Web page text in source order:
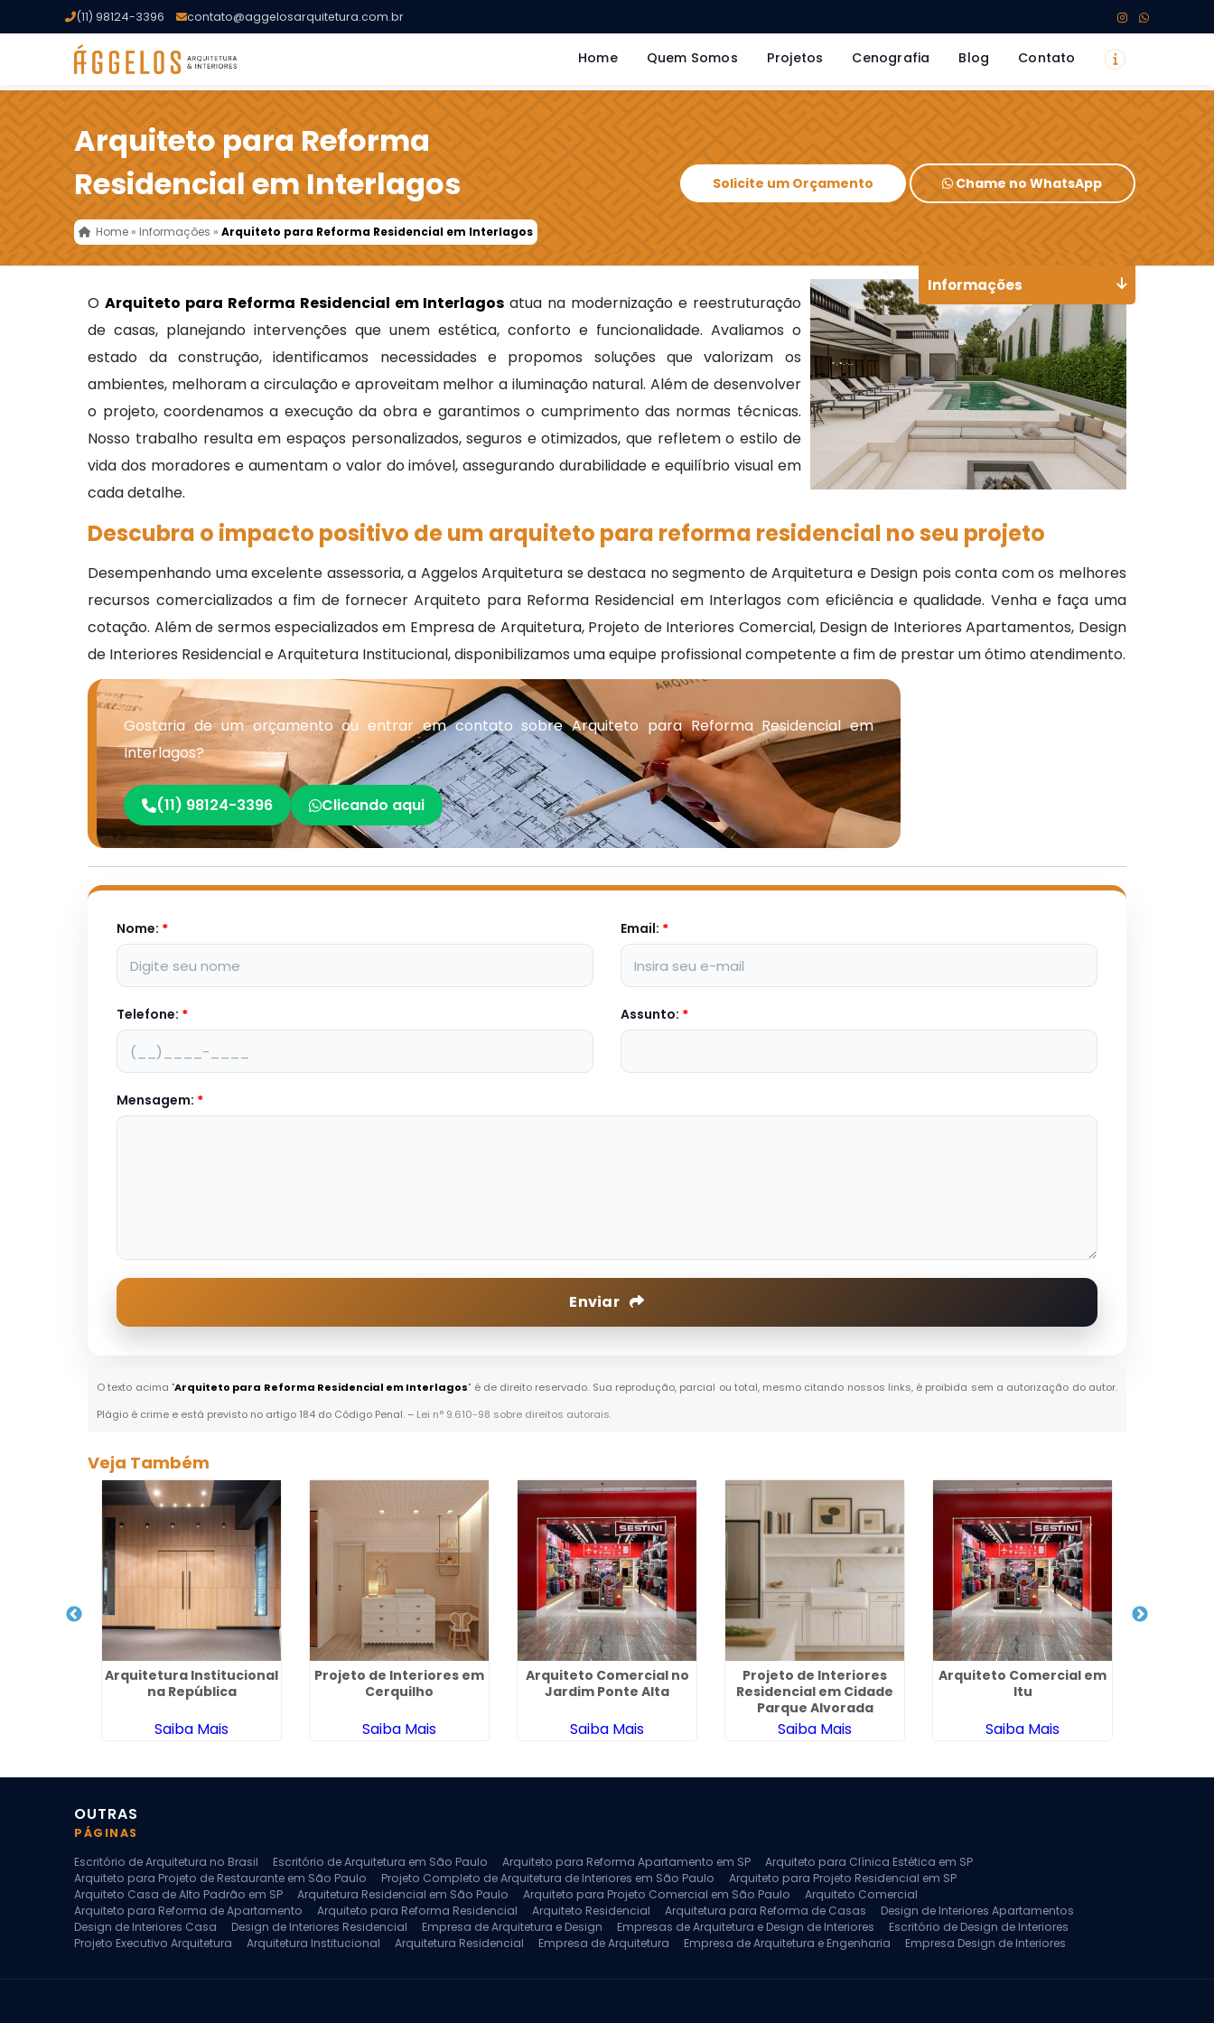
(11) 98124-3396 contato@aggelosarquitetura.com.br
Home Quem Somos Projetos Cenografia Blog Contato
Arquiteto para Reforma
Residencial em Interlagos
Home » Informações »Arquiteto para Reforma Residencial em Interlagos
Solicite um Orçamento Chame no WhatsApp
OArquiteto para Reforma Residencial em Interlagos atua na modernização e reestruturação
de casas, planejando intervenções que unem estética, conforto e funcionalidade. Avaliamos o
estado da construção, identificamos necessidades e propomos soluções que valorizam os
ambientes, melhoram a circulação e aproveitam melhor a iluminação natural. Além de desenvolver
o projeto, coordenamos a execução da obra e garantimos o cumprimento das normas técnicas.
Nosso trabalho resulta em espaços personalizados, seguros e otimizados, que refletem o estilo de
vida dos moradores e aumentam o valor do imóvel, assegurando durabilidade e equilíbrio visual em
cada detalhe.
Descubra o impacto positivo de um arquiteto para reforma residencial no seu projeto
Desempenhando uma excelente assessoria, a Aggelos Arquitetura se destaca no segmento de Arquitetura e Design pois conta com os melhores
recursos comercializados a fim de fornecer Arquiteto para Reforma Residencial em Interlagos com eficiência e qualidade. Venha e faça uma
cotação. Além de sermos especializados em Empresa de Arquitetura, Projeto de Interiores Comercial, Design de Interiores Apartamentos, Design
de Interiores Residencial e Arquitetura Institucional, disponibilizamos uma equipe profissional competente a fim de prestar um ótimo atendimento.
Gostaria de um orçamento ou entrar em contato sobre Arquiteto para Reforma Residencial em
Interlagos?
(11) 98124-3396 Clicando aqui
Nome: * Email: *
Telefone: * Assunto: *
Mensagem: *
Enviar
O texto acima "Arquiteto para Reforma Residencial em Interlagos" é de direito reservado. Sua reprodução, parcial ou total, mesmo citando nossos links, é proibida sem a autorização do autor.
Plágio é crime e está previsto no artigo 184 do Código Penal. – Lei n° 9.610-98 sobre direitos autorais.
Informações
Veja Também
Arquitetura Institucional
na República
Saiba Mais
Projeto de Interiores em
Cerquilho
Saiba Mais
Arquiteto Comercial no
Jardim Ponte Alta
Saiba Mais
Projeto de Interiores
Residencial em Cidade
Parque Alvorada
Saiba Mais
Arquiteto Comercial em
Itu
Saiba Mais
OUTRAS
PÁGINAS
Escritório de Arquitetura no Brasil
Escritório de Arquitetura em São Paulo Arquiteto para Reforma Apartamento em SP
Arquiteto para Clínica Estética em SP
Arquiteto para Projeto de Restaurante em São Paulo
Projeto Completo de Arquitetura de Interiores em São Paulo
Arquiteto para Projeto Residencial em SP
Arquiteto Casa de Alto Padrão em SP
Arquitetura Residencial em São Paulo Arquiteto para Projeto Comercial em São Paulo
Arquiteto Comercial
Arquiteto para Reforma de Apartamento
Arquiteto para Reforma Residencial Arquiteto Residencial Arquitetura para Reforma de Casas
Design de Interiores Apartamentos
Design de Interiores Casa
Design de Interiores Residencial Empresa de Arquitetura e Design Empresas de Arquitetura e Design de Interiores
Escritório de Design de Interiores
Projeto Executivo Arquitetura
Arquitetura Institucional Arquitetura Residencial Empresa de Arquitetura Empresa de Arquitetura e Engenharia
Empresa Design de Interiores